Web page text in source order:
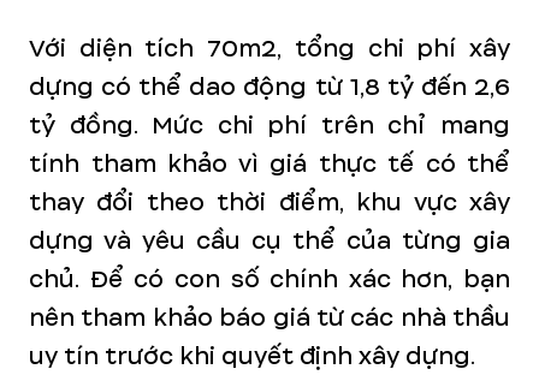
Với diện tích 70m2, tổng chi phí xây
dựng có thể dao động từ 1,8 tỷ đến 2,6
tỷ đồng. Mức chi phí trên chỉ mang
tính tham khảo vì giá thực tế có thể
thay đổi theo thời điểm, khu vực xây
dựng và yêu cầu cụ thể của từng gia
chủ. Để có con số chính xác hơn, bạn
nên tham khảo báo giá từ các nhà thầu
uy tín trước khi quyết định xây dựng.